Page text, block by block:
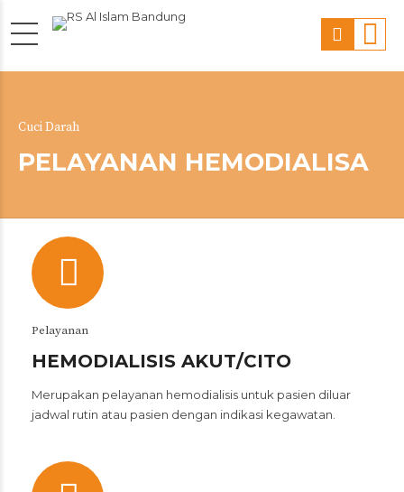
Cuci Darah
PELAYANAN HEMODIALISA
Pelayanan
HEMODIALISIS AKUT/CITO
Merupakan pelayanan hemodialisis untuk pasien diluar
jadwal rutin atau pasien dengan indikasi kegawatan.